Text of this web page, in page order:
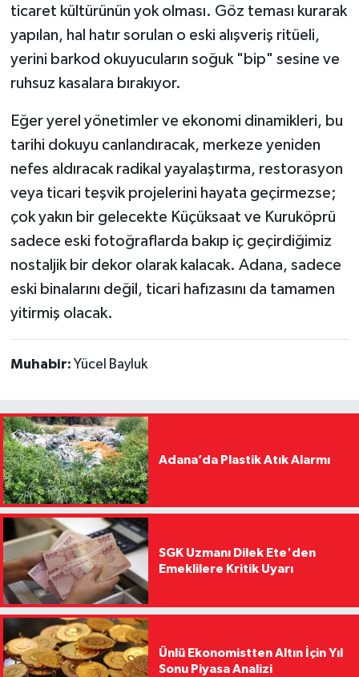
ticaret kültürünün yok olması. Göz teması kurarak
yapılan, hal hatır sorulan o eski alışveriş ritüeli,
yerini barkod okuyucuların soğuk "bip" sesine ve
ruhsuz kasalara bırakıyor.
Eğer yerel yönetimler ve ekonomi dinamikleri, bu
tarihi dokuyu canlandıracak, merkeze yeniden
nefes aldıracak radikal yayalaştırma, restorasyon
veya ticari teşvik projelerini hayata geçirmezse;
çok yakın bir gelecekte Küçüksaat ve Kuruköprü
sadece eski fotoğraflarda bakıp iç geçirdiğimiz
nostaljik bir dekor olarak kalacak. Adana, sadece
eski binalarını değil, ticari hafızasını da tamamen
yitirmiş olacak.
Muhabir: Yücel Bayluk
Adana’da Plastik Atık Alarmı
SGK Uzmanı Dilek Ete'den
Emeklilere Kritik Uyarı
Ünlü Ekonomistten Altın İçin Yıl
Sonu Piyasa Analizi